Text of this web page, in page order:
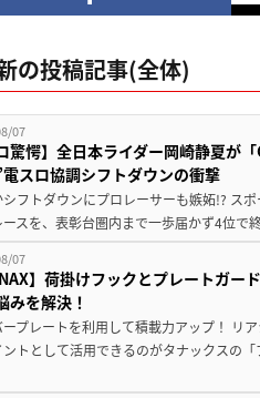
の投稿記事(全体)
07
ロ驚愕】全日本ライダー岡崎静夏が
電スロ協調シフトダウンの衝撃
フトダウンにプロレーサーも嫉妬!? ス
スを、表彰台圏内まで一歩届かず4位
07
】荷掛けフックとプレートガ
みを解決！
ープレートを利用して積載力アップ！ リ
ントとして活用できるのがタナックスの